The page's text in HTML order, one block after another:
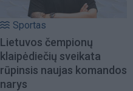
Sportas
Lietuvos čempionų
klaipėdiečių sveikata
rūpinsis naujas komandos
narys